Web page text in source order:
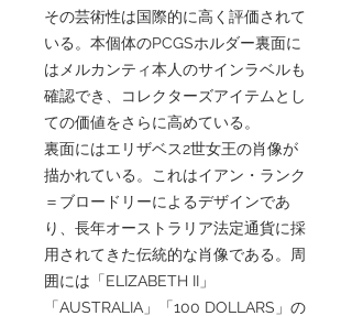
その芸術性は国際的に高く評価されて
いる。本個体のPCGSホルダー裏面に
はメルカンティ本人のサインラベルも
確認でき、コレクターズアイテムとし
ての価値をさらに高めている。
裏面にはエリザベス2世女王の肖像が
描かれている。これはイアン・ランク
＝ブロードリーによるデザインであ
り、長年オーストラリア法定通貨に採
用されてきた伝統的な肖像である。周
囲には「ELIZABETH II」
「AUSTRALIA」「100 DOLLARS」の